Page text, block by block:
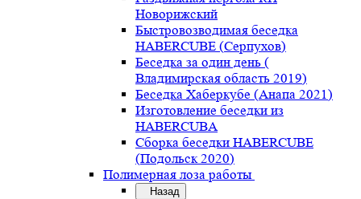
Новорижский
Быстровозводимая беседка
HABERCUBE (Серпухов)
Беседка за один день (
Владимирская область 2019)
Беседка Хаберкубе (Анапа 2021)
Изготовление беседки из
HABERCUBA
Сборка беседки HABERCUBE
(Подольск 2020)
Полимерная лоза работы
Назад